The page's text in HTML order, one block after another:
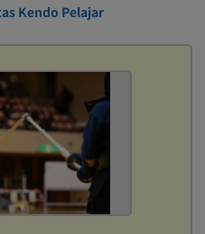
Kendo Pelajar